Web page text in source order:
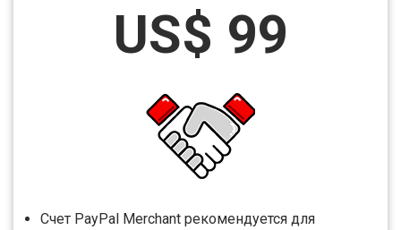
US$ 99
Счет PayPal Merchant рекомендуется для